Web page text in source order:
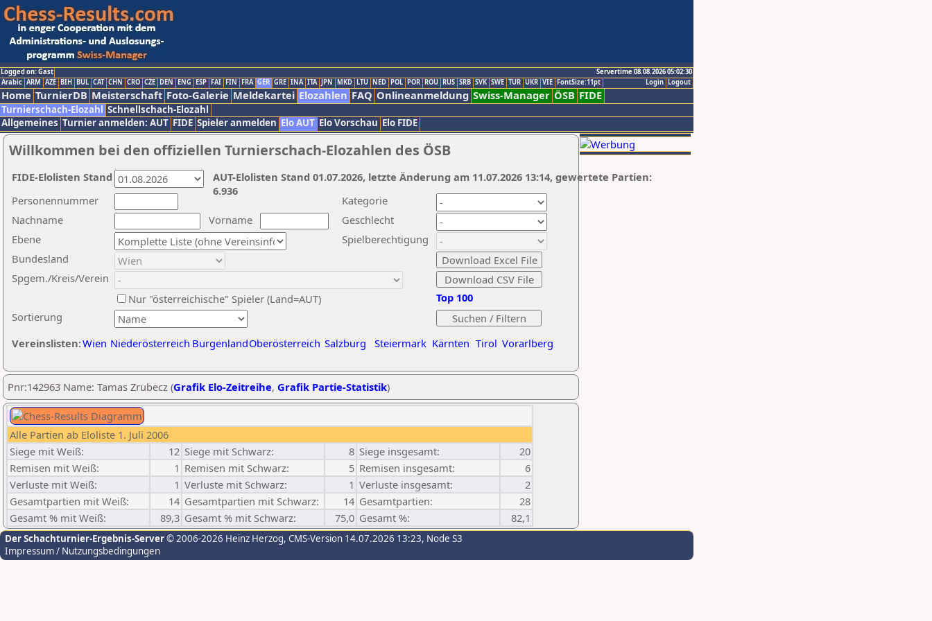
Logged on: Gast
Servertime 08.08.2026 05:02:30
Logout
Login
Arabic ARM AZE BIH BUL CAT CHN CRO CZE DEN ENG ESP FAI FIN FRA GER GRE INA ITA JPN MKD LTU NED POL POR ROU RUS SRB SVK SWE TUR UKR VIE FontSize:11pt
Home TurnierDB Meisterschaft Foto-Galerie Meldekartei Elozahlen FAQ Onlineanmeldung Swiss-Manager ÖSB FIDE
Turnierschach-Elozahl Schnellschach-Elozahl
Allgemeines Turnier anmelden: AUT FIDE Spieler anmelden Elo AUT Elo Vorschau Elo FIDE
Willkommen bei den offiziellen Turnierschach-Elozahlen des ÖSB
Nachname
Vorname
Ebene
Kategorie
Sortierung
Personennummer
Bundesland
Spgem./Kreis/Verein
Geschlecht
Nur "österreichische" Spieler (Land=AUT)
Spielberechtigung
Vereinslisten:Wien Niederösterreich BurgenlandOberösterreich Salzburg Steiermark Kärnten Tirol Vorarlberg
Top 100
AUT-Elolisten Stand 01.07.2026, letzte Änderung am 11.07.2026 13:14, gewertete Partien:
6.936
FIDE-Elolisten Stand
Pnr:142963 Name: Tamas Zrubecz (Grafik Elo-Zeitreihe, Grafik Partie-Statistik)
Alle Partien ab Eloliste 1. Juli 2006
Siege mit Weiß:
12 Siege mit Schwarz: 8 Siege insgesamt:
20
Remisen mit Weiß:
1 Remisen mit Schwarz: 5 Remisen insgesamt:
6
Verluste mit Weiß:
1 Verluste mit Schwarz: 1 Verluste insgesamt:
2
Gesamtpartien mit Weiß:
14 Gesamtpartien mit Schwarz: 14 Gesamtpartien:
28
Gesamt % mit Weiß:
89,3 Gesamt % mit Schwarz: 75,0 Gesamt %: 82,1
Der Schachturnier-Ergebnis-Server© 2006-2026 Heinz Herzog, CMS-Version 14.07.2026 13:23, Node S3
Impressum / Nutzungsbedingungen